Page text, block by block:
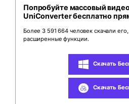
Попробуйте массовый
UniConverter бесплатно
Более 3 591 664 человек скачали
расширенные функции.
Скачать
Скачать